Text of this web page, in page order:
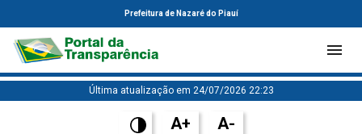
Prefeitura de Nazaré do Piauí
Última atualização em 24/07/2026 22:23
A+ A-